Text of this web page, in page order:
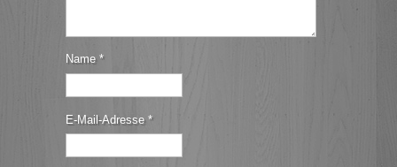
Name *
E-Mail-Adresse *